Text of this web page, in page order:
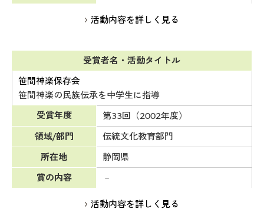
活動内容を詳しく見る
受賞者名・活動タイトル
笹間神楽保存会
笹間神楽の民族伝承を中学生に指導
受賞年度
第33回（2002年度）
領域/部門
伝統文化教育部門
所在地
静岡県
賞の内容
－
活動内容を詳しく見る